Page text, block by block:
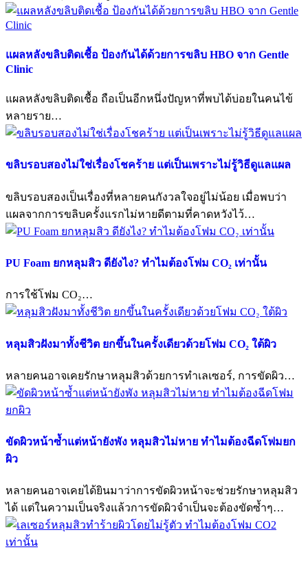
แผลหลังขลิบติดเชื้อ ป้องกันได้ด้วยการขลิบ HBO จาก Gentle
Clinic
แผลหลังขลิบติดเชื้อ ถือเป็นอีกหนึ่งปัญหาที่พบได้บ่อยในคนไข้
หลายราย…
ขลิบรอบสองไม่ใช่เรื่องโชคร้าย แต่เป็นเพราะไม่รู้วิธีดูแลแผล
ขลิบรอบสองเป็นเรื่องที่หลายคนกังวลใจอยู่ไม่น้อย เมื่อพบว่า
แผลจากการขลิบครั้งแรกไม่หายดีตามที่คาดหวังไว้…
PU Foam ยกหลุมสิว ดียังไง? ทำไมต้องโฟม CO₂ เท่านั้น
การใช้โฟม CO₂…
หลุมสิวฝังมาทั้งชีวิต ยกขึ้นในครั้งเดียวด้วยโฟม CO₂ ใต้ผิว
หลายคนอาจเคยรักษาหลุมสิวด้วยการทำเลเซอร์, การขัดผิว…
ขัดผิวหน้าซ้ำแต่หน้ายังพัง หลุมสิวไม่หาย ทำไมต้องฉีดโฟมยก
ผิว
หลายคนอาจเคยได้ยินมาว่าการขัดผิวหน้าจะช่วยรักษาหลุมสิว
ได้ แต่ในความเป็นจริงแล้วการขัดผิวจำเป็นจะต้องขัดซ้ำๆ…